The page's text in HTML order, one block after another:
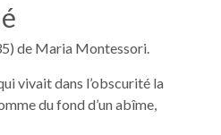
de Maria Montessori.
vivait dans l’obscurité la
du fond d’un abîme,